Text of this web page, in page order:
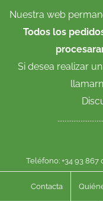
Nuestra web
Todos los
Si desea realizar
Teléfono: +34 93 867
Contacta